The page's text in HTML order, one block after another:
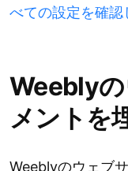
べての設定を確認
Weebly
メントを
Weeblyのウェブ